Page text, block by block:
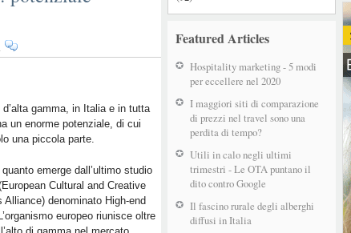
Featured Articles
Hospitality marketing - 5 modi
per eccellere nel 2020
I maggiori siti di comparazione
di prezzi nel travel sono una
perdita di tempo?
Utili in calo negli ultimi
trimestri - Le OTA puntano il
dito contro Google
Il fascino rurale degli alberghi
diffusi in Italia
su
Turismo
in
Europa:
potenziale
da
520
miliardi
d’alta gamma, in Italia e in tutta
un enorme potenziale, di cui
una piccola parte.
emerge dall’ultimo studio
Cultural and Creative
Alliance) denominato High-end
europeo riunisce oltre